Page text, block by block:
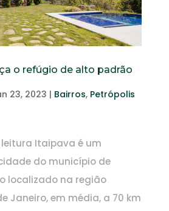
o refúgio de alto padrão
23, 2023 | Bairros, Petrópolis
Itaipava é um
do município de
localizado na região
Janeiro, em média, a 70 km